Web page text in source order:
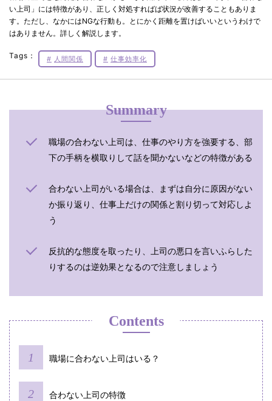
い上司」には特徴があり、正しく対処すればば状況が改善することもありま
す。ただし、なかにはNGな行動も。とにかく距離を置けばいいというわけで
はありません。詳しく解説します。
Tags： 人間関係 仕事効率化
Summary
職場の合わない上司は、仕事のやり方を強要する、部
下の手柄を横取りして話を聞かないなどの特徴がある
合わない上司がいる場合は、まずは自分に原因がない
か振り返り、仕事上だけの関係と割り切って対応しよ
う
反抗的な態度を取ったり、上司の悪口を言いふらした
りするのは逆効果となるので注意しましょう
Contents
職場に合わない上司はいる？
合わない上司の特徴